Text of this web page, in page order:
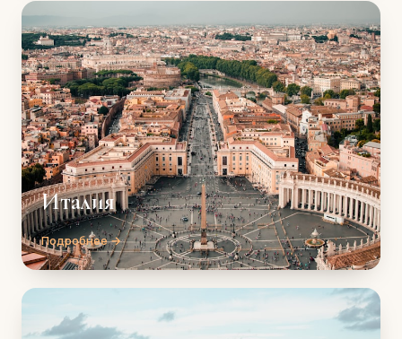
Италия
Подробнее →